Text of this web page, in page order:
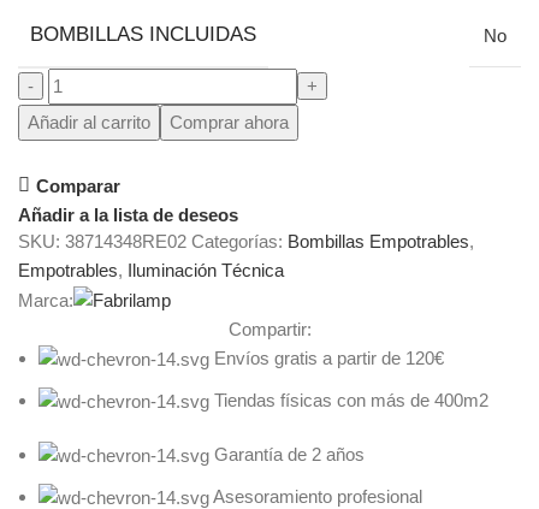
BOMBILLAS INCLUIDAS No
Añadir al carrito Comprar ahora
Comparar
Añadir a la lista de deseos
SKU: 38714348RE02 Categorías: Bombillas Empotrables,
Empotrables, Iluminación Técnica
Marca:
Compartir:
Envíos gratis a partir de 120€
Tiendas físicas con más de 400m2
Garantía de 2 años
Asesoramiento profesional